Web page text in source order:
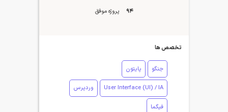
94 پروژه موفق
تخصص ها
جنگو پایتون
User Interface (UI) / IA وردپرس
فیگما